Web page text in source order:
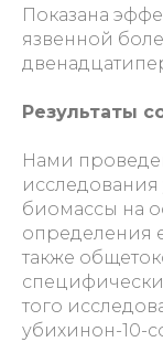
Показана
язвенной
Результаты
Нами
исследования
биомассы на
определения
также
того
убихинон-10-